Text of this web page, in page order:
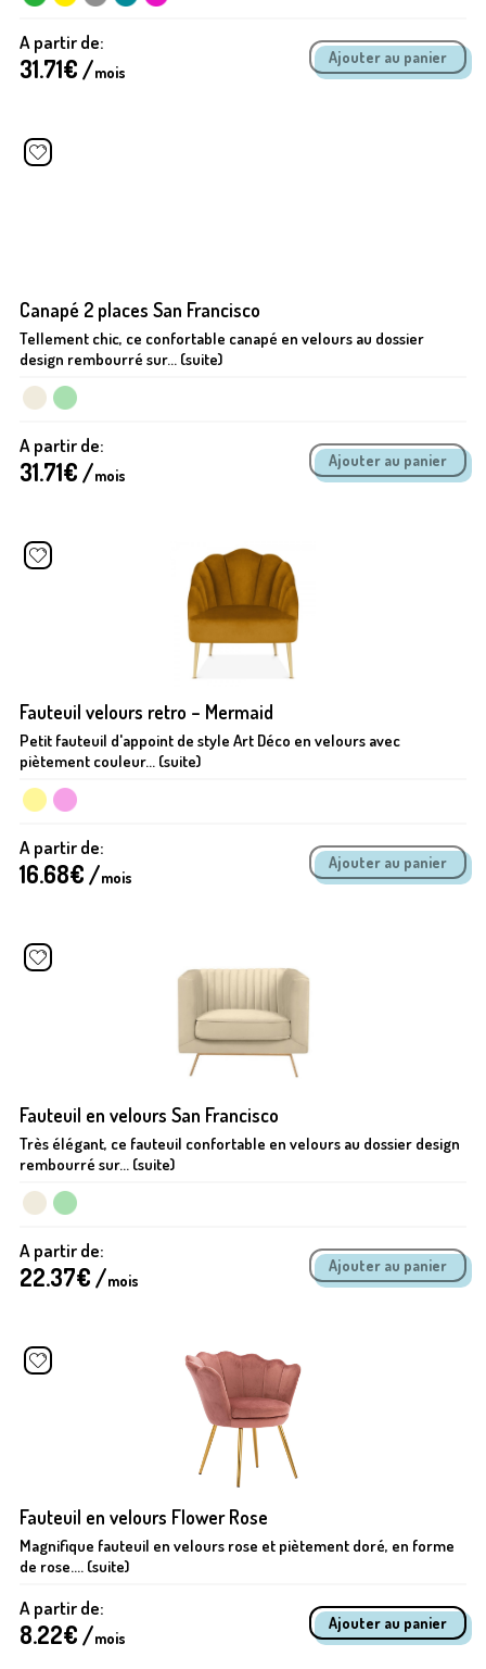
A partir de:
31.71€ /mois
Canapé 2 places San Francisco
Tellement chic, ce confortable canapé en velours au dossier
design rembourré sur... (suite)
A partir de:
31.71€ /mois
Fauteuil velours retro – Mermaid
Petit fauteuil d'appoint de style Art Déco en velours avec
piètement couleur... (suite)
A partir de:
16.68€ /mois
Fauteuil en velours San Francisco
Très élégant, ce fauteuil confortable en velours au dossier design
rembourré sur... (suite)
A partir de:
22.37€ /mois
Fauteuil en velours Flower Rose
Magnifique fauteuil en velours rose et piètement doré, en forme
de rose.... (suite)
A partir de:
8.22€ /mois